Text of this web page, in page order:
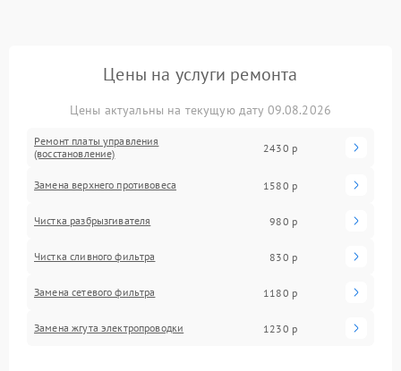
Цены на услуги ремонта
Цены актуальны на текущую дату 09.08.2026
Ремонт платы управления
(восстановление)
2430 р
Замена верхнего противовеса 1580 р
Чистка разбрызгивателя 980 р
Чистка сливного фильтра 830 р
Замена сетевого фильтра 1180 р
Замена жгута электропроводки 1230 р